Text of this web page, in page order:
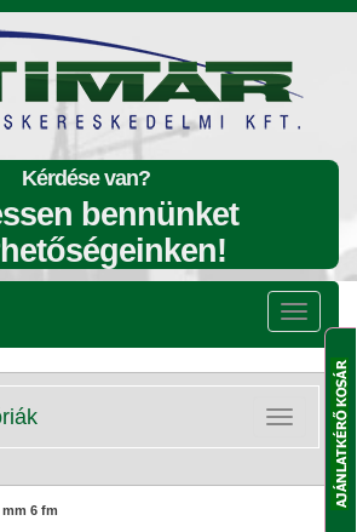
Kérdése van?
bennünket
Menü
Kategóriák
lenyitása
6 fm